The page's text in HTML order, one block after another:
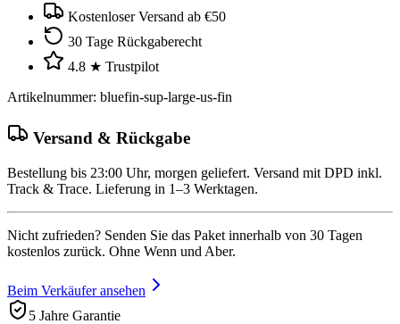
Kostenloser Versand ab €50
30 Tage Rückgaberecht
4.8 ★ Trustpilot
Artikelnummer: bluefin-sup-large-us-fin
Versand & Rückgabe
Bestellung bis 23:00 Uhr, morgen geliefert. Versand mit DPD inkl.
Track & Trace. Lieferung in 1–3 Werktagen.
Nicht zufrieden? Senden Sie das Paket innerhalb von 30 Tagen
kostenlos zurück. Ohne Wenn und Aber.
Beim Verkäufer ansehen
5 Jahre Garantie